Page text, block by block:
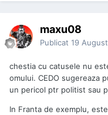
maxu08
Publicat 19
chestia cu catusele nu
omului. CEDO sugereaza
un pericol ptr politist sau
In Franta de exemplu,